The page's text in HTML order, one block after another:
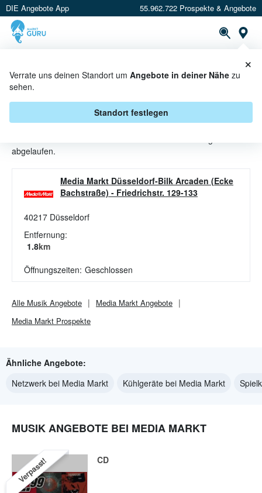
DIE Angebote App 55.962.722 Prospekte & Angebote
Verrate uns deinen Standort um Angebote in deiner Nähe zu
sehen.
Standort festlegen
×
MUSIK ANGEBOTE & AKTIONEN
BEI MEDIA MARKT
abgelaufen.
Media Markt Düsseldorf-Bilk Arcaden (Ecke
Bachstraße) - Friedrichstr. 129-133
40217 Düsseldorf
Entfernung:
1.8km
Öffnungszeiten: Geschlossen
Alle Musik Angebote Media Markt Angebote
Media Markt Prospekte
Ähnliche Angebote:
Netzwerk bei Media Markt
Kühlgeräte bei Media Markt
MUSIK ANGEBOTE BEI MEDIA MARKT
Verpasst! CD